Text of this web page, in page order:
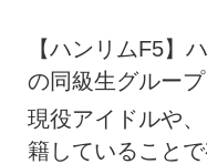
【ハンリムF5】
の同級生グルー
現役アイドルや
籍していること